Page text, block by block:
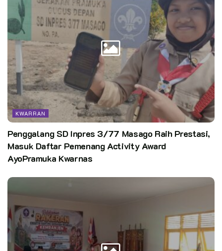
baik dan lancar.
“Terima Kasih pada adik-adik penegak yang telah membantu
pelaksanaan BIAN di Kwarran Citeureup. Ini merupakan wujud
dari Kepedulian adik-adik penegak untuk masyarakat,” ucap
Kak Suhartini.
Editor:
CST
Kata Kunci:
kwarcab kabupaten bogor Pasti hebat
KWARRAN
Penggalang SD Inpres 3/77 Masago Raih Prestasi,
Masuk Daftar Pemenang Activity Award
AyoPramuka Kwarnas